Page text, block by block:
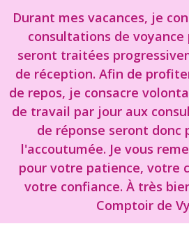
Durant mes vacances, je
consultations de voyance
seront traitées
de réception. Afin de
de repos, je consacre
de travail par jour aux
de réponse seront donc
l'accoutumée. Je vous
pour votre patience, votre
votre confiance. À très
Comptoir de